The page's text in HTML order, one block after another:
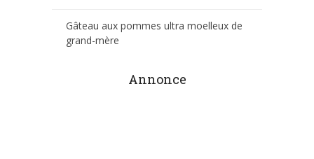
Gâteau aux pommes ultra moelleux de
grand-mère
Annonce